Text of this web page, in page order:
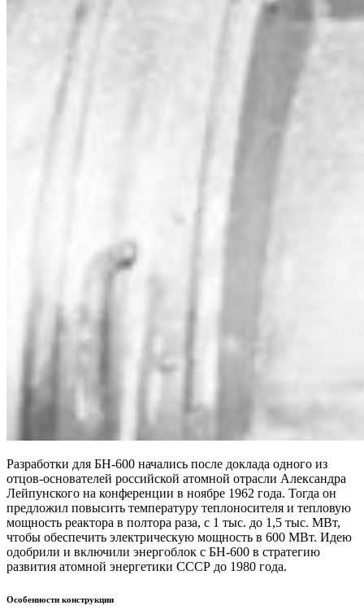
Разработки для БН-600 начались после доклада одного из
отцов-основателей российской атомной отрасли Александра
Лейпунского на конференции в ноябре 1962 года. Тогда он
предложил повысить температуру теплоносителя и тепловую
мощность реактора в полтора раза, с 1 тыс. до 1,5 тыс. МВт,
чтобы обеспечить электрическую мощность в 600 МВт. Идею
одобрили и включили энергоблок с БН-600 в стратегию
развития атомной энергетики СССР до 1980 года.
Особенности конструкции